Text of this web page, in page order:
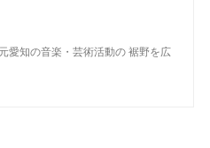
愛知の音楽・芸術活動の 裾野を広